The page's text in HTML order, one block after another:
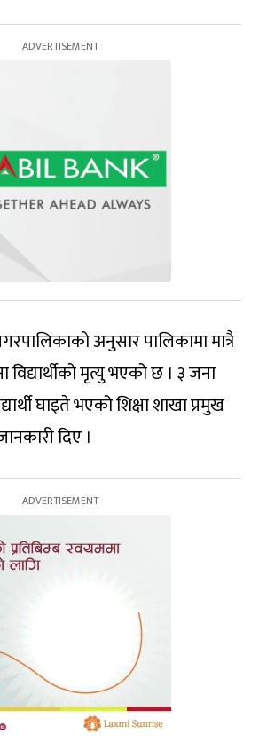
अनुसार पालिकामा मात्रै
मृत्यु भएको छ । ३ जना
घाइते भएको शिक्षा शाखा प्रमुख
दिए ।